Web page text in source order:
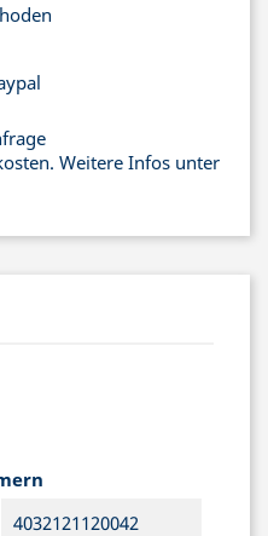
Weitere Infos unter
4032121120042